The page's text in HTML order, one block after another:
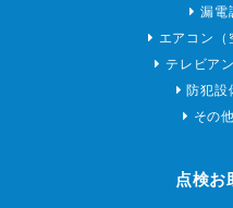
漏電
エアコン（
テレビア
防犯設
その
点検お